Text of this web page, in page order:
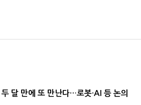
달 만에 또 만난다…로봇·AI 등 논의